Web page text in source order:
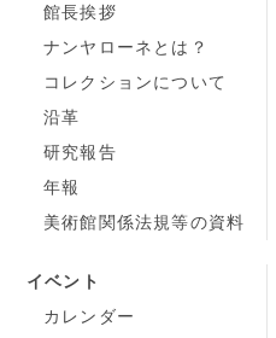
館長挨拶
ナンヤローネとは？
コレクションについて
沿革
研究報告
年報
美術館関係法規等の資料
イベント
カレンダー